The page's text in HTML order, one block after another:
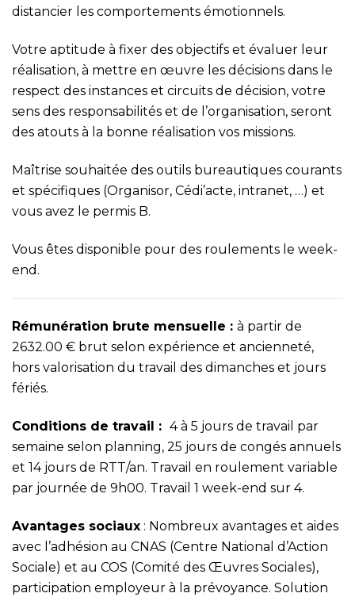
distancier les comportements émotionnels.
Votre aptitude à fixer des objectifs et évaluer leur
réalisation, à mettre en œuvre les décisions dans le
respect des instances et circuits de décision, votre
sens des responsabilités et de l’organisation, seront
des atouts à la bonne réalisation vos missions.
Maîtrise souhaitée des outils bureautiques courants
et spécifiques (Organisor, Cédi’acte, intranet, …) et
vous avez le permis B.
Vous êtes disponible pour des roulements le week-
end.
Rémunération brute mensuelle : à partir de
2632.00 € brut selon expérience et ancienneté,
hors valorisation du travail des dimanches et jours
fériés.
Conditions de travail : 4 à 5 jours de travail par
semaine selon planning, 25 jours de congés annuels
et 14 jours de RTT/an. Travail en roulement variable
par journée de 9h00. Travail 1 week-end sur 4.
Avantages sociaux : Nombreux avantages et aides
avec l’adhésion au CNAS (Centre National d’Action
Sociale) et au COS (Comité des Œuvres Sociales),
participation employeur à la prévoyance. Solution